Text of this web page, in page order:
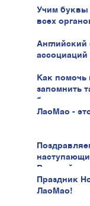
Учим
всех
ассоциаций
Как помочь
запомнить
буквы
ЛаоМао -
В новый
Праздник
ЛаоМао!